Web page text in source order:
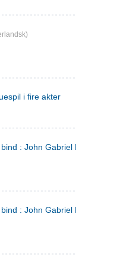
i fire akter
: John Gabriel Borkman ;
: John Gabriel Borkman ;